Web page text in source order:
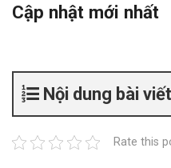
Cập nhật mới nhất
Nội dung bài viết
Rate this